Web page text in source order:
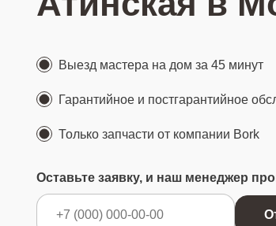
Выезд мастера на дом за 45 минут
Гарантийное и постгарантийное
Только запчасти от компании Bork
Оставьте заявку, и наш менеджер